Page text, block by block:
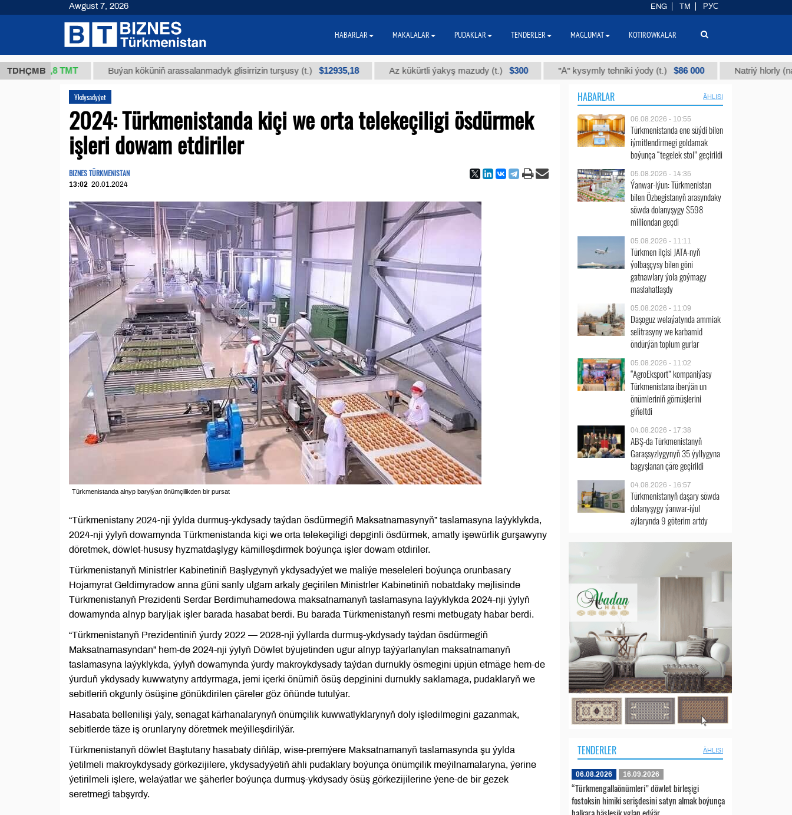
TDHÇMB
37,8 ТМТ Buýan köküniň arassalanmadyk glisirrizin turşusy (t.) $12935,18 Az kükürtli ýakyş mazudy (t.) $300 "А" kysymly tehniki ýody (t.) $86 000 Natriý hlorly (nahar
Ykdysadyýet
2024: Türkmenistanda kiçi we orta telekeçiligi ösdürmek
işleri dowam etdiriler
BIZNES TÜRKMENISTAN
13:02 20.01.2024
Türkmenistanda alnyp barylýan önümçilikden bir pursat
“Türkmenistany 2024-nji ýylda durmuş-ykdysady taýdan ösdürmegiň Maksatnamasynyň” taslamasyna laýyklykda,
2024-nji ýylyň dowamynda Türkmenistanda kiçi we orta telekeçiligi depginli ösdürmek, amatly işewürlik gurşawyny
döretmek, döwlet-hususy hyzmatdaşlygy kämilleşdirmek boýunça işler dowam etdiriler.
Türkmenistanyň Ministrler Kabinetiniň Başlygynyň ykdysadyýet we maliýe meseleleri boýunça orunbasary
Hojamyrat Geldimyradow anna güni sanly ulgam arkaly geçirilen Ministrler Kabinetiniň nobatdaky mejlisinde
Türkmenistanyň Prezidenti Serdar Berdimuhamedowa maksatnamanyň taslamasyna laýyklykda 2024-nji ýylyň
dowamynda alnyp baryljak işler barada hasabat berdi. Bu barada Türkmenistanyň resmi metbugaty habar berdi.
“Türkmenistanyň Prezidentiniň ýurdy 2022 — 2028-nji ýyllarda durmuş-ykdysady taýdan ösdürmegiň
Maksatnamasyndan” hem-de 2024-nji ýylyň Döwlet býujetinden ugur alnyp taýýarlanylan maksatnamanyň
taslamasyna laýyklykda, ýylyň dowamynda ýurdy makroykdysady taýdan durnukly ösmegini üpjün etmäge hem-de
ýurduň ykdysady kuwwatyny artdyrmaga, jemi içerki önümiň ösüş depginini durnukly saklamaga, pudaklaryň we
sebitleriň okgunly ösüşine gönükdirilen çäreler göz öňünde tutulýar.
Hasabata bellenilişi ýaly, senagat kärhanalarynyň önümçilik kuwwatlyklarynyň doly işledilmegini gazanmak,
sebitlerde täze iş orunlaryny döretmek meýilleşdirilýär.
Türkmenistanyň döwlet Baştutany hasabaty diňläp, wise-premýere Maksatnamanyň taslamasynda şu ýylda
ýetilmeli makroykdysady görkezijilere, ykdysadyýetiň ähli pudaklary boýunça önümçilik meýilnamalaryna, ýerine
ýetirilmeli işlere, welaýatlar we şäherler boýunça durmuş-ykdysady ösüş görkezijilerine ýene-de bir gezek
seretmegi tabşyrdy.
HABARLAR ÄHLISI
06.08.2026 - 10:55
Türkmenistanda ene süýdi bilen
iýmitlendirmegi goldamak
boýunça “tegelek stol” geçirildi
05.08.2026 - 14:35
Ýanwar-iýun: Türkmenistan
bilen Özbegistanyň arasyndaky
söwda dolanyşygy $598
milliondan geçdi
05.08.2026 - 11:11
Türkmen ilçisi JATA-nyň
ýolbaşçysy bilen göni
gatnawlary ýola goýmagy
maslahatlaşdy
05.08.2026 - 11:09
Daşoguz welaýatynda ammiak
selitrasyny we karbamid
öndürýän toplum gurlar
05.08.2026 - 11:02
“AgroEksport” kompaniýasy
Türkmenistana iberýän un
önümleriniň görnüşlerini
giňeltdi
04.08.2026 - 17:38
ABŞ-da Türkmenistanyň
Garaşsyzlygynyň 35 ýyllygyna
bagyşlanan çäre geçirildi
04.08.2026 - 16:57
Türkmenistanyň daşary söwda
dolanyşygy ýanwar-iýul
aýlarynda 9 göterim artdy
TENDERLER ÄHLISI
06.08.2026 16.09.2026
“Türkmengallaönümleri” döwlet birleşigi
fostoksin himiki serişdesini satyn almak boýunça
Awgust 7, 2026 ENG TM РУС
HABARLAR MAKALALAR PUDAKLAR TENDERLER MAGLUMAT KOTIROWKALAR